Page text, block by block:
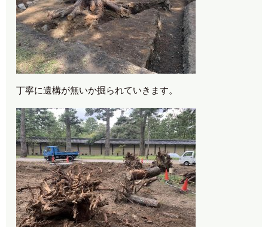
丁寧に遺構が無いか掘られていきます。